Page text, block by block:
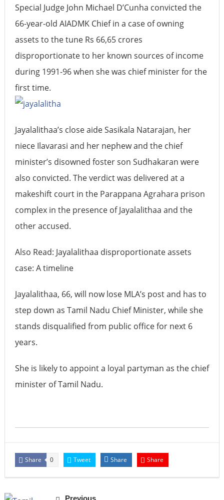
Special Judge John Michael D’Cunha convicted the
66-year-old AIADMK Chief in a case of owning
assets to the tune Rs 66,65 crores
disproportionate to her known sources of income
during 1991-96 when she was chief minister for the
first time.
Jayalalithaa’s close aide Sasikala Natarajan, her
niece Ilavarasi and her nephew and the chief
minister’s disowned foster son Sudhakaran were
also convicted. The verdict was delivered at a
makeshift court in the Parappana Agrahara prison
complex in the presence of Jayalalithaa and the
other accused.
Also Read: Jayalalithaa disproportionate assets
case: A timeline
Jayalalithaa, 66, will now lose MLA’s post and has to
step down as Tamil Nadu Chief Minister, while she
stands disqualified from public office for next 6
years.
She is likely to appoint a loyal partyman as the chief
minister of Tamil Nadu.
Share 0 Tweet Share Share
Previous